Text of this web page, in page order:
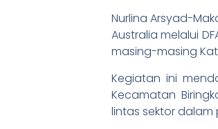
Nurlina Arsyad-
Australia melalui
masing-masing
Kegiatan ini
Kecamatan
lintas sektor